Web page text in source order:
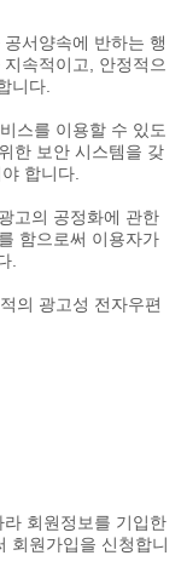
서양속에 반하는 행
속적이고, 안정적으
니다.
스를 이용할 수 있도
한 보안 시스템을 갖
합니다.
고의 공정화에 관한
함으로써 이용자가
.
의 광고성 전자우편
회원정보를 기입한
회원가입을 신청합니